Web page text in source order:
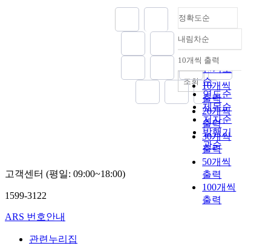
정확도순
정확도
순
인기도
순
연도순
제목순
저자순
발행기
관순
내림차순
내림차순
10개씩 출력
10개씩
출력
20개씩
출력
30개씩
출력
50개씩
출력
100개씩
출력
조회
고객센터 (평일: 09:00~18:00)
1599-3122
ARS 번호안내
관련누리집